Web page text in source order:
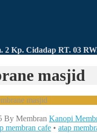
Kp. Cidadap RT. 03
masjid
masjid
By Membran Kanopi
membran cafe • atap